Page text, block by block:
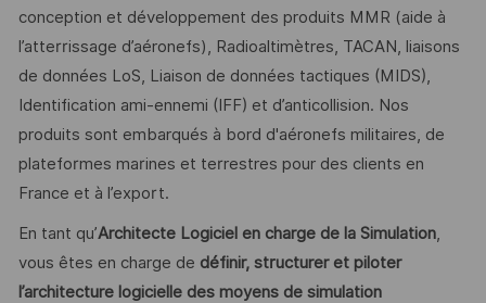
conception et développement des produits MMR (aide à
l’atterrissage d’aéronefs), Radioaltimètres, TACAN, liaisons
de données LoS, Liaison de données tactiques (MIDS),
Identification ami-ennemi (IFF) et d’anticollision. Nos
produits sont embarqués à bord d'aéronefs militaires, de
plateformes marines et terrestres pour des clients en
France et à l’export.
En tant qu’Architecte Logiciel en charge de la Simulation,
vous êtes en charge de définir, structurer et piloter
l’architecture logicielle des moyens de simulation